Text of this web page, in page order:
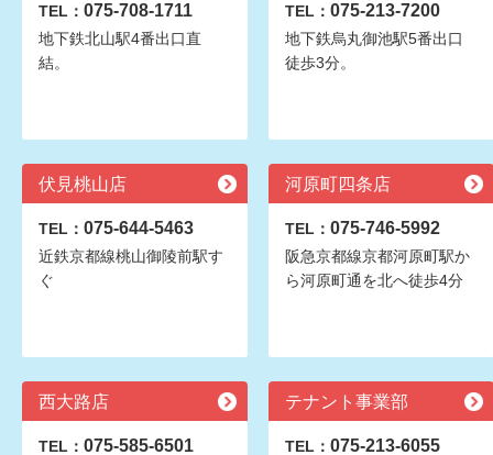
TEL： 075-708-1711
地下鉄北山駅4番出口直
結。
TEL： 075-213-7200
地下鉄烏丸御池駅5番出口
徒歩3分。
伏見桃山店
TEL： 075-644-5463
近鉄京都線桃山御陵前駅す
ぐ
河原町四条店
TEL： 075-746-5992
阪急京都線京都河原町駅か
ら河原町通を北へ徒歩4分
西大路店
TEL： 075-585-6501
テナント事業部
TEL： 075-213-6055